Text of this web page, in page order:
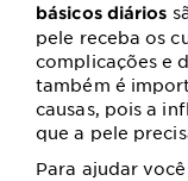
básicos diários
pele receba os
complicações e
também é
causas, pois a
que a pele
Para ajudar